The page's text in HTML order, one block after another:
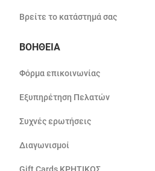
Βρείτε το κατάστημά σας
ΒΟΗΘΕΙΑ
Φόρμα επικοινωνίας
Εξυπηρέτηση Πελατών
Συχνές ερωτήσεις
Διαγωνισμοί